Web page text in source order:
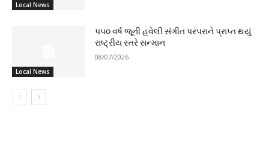
Local News
Local News
૫૫૦ વર્ષ જૂની હવેલી સંગીત પરંપરાને પ્રાપ્ત થયું
રાષ્ટ્રીય સ્તરે સન્માન
08/07/2026